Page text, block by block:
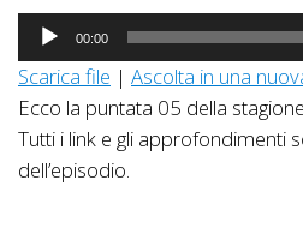
Audio
Player
00:00
Scarica file | Ascolta in una
Ecco la puntata 05 della
Tutti i link e gli approfondimenti
dell’episodio.